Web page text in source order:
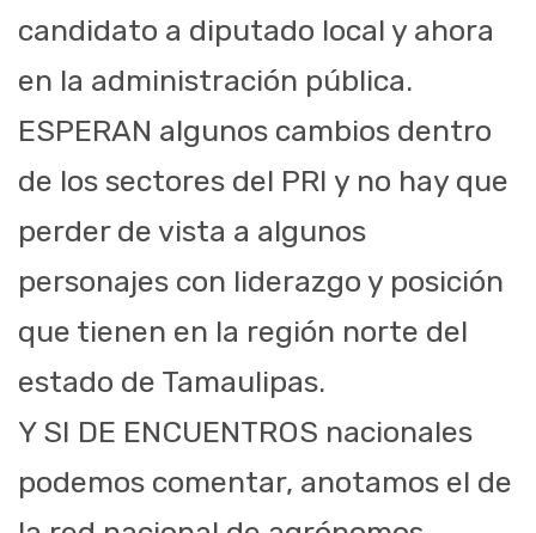
candidato a diputado local y ahora
en la administración pública.
ESPERAN algunos cambios dentro
de los sectores del PRI y no hay que
perder de vista a algunos
personajes con liderazgo y posición
que tienen en la región norte del
estado de Tamaulipas.
Y SI DE ENCUENTROS nacionales
podemos comentar, anotamos el de